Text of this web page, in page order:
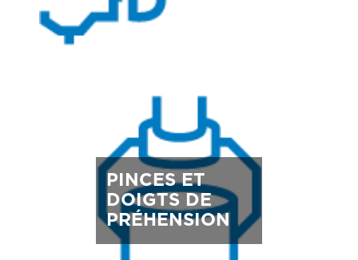
PINCES ET
DOIGTS DE
PRÉHENSION